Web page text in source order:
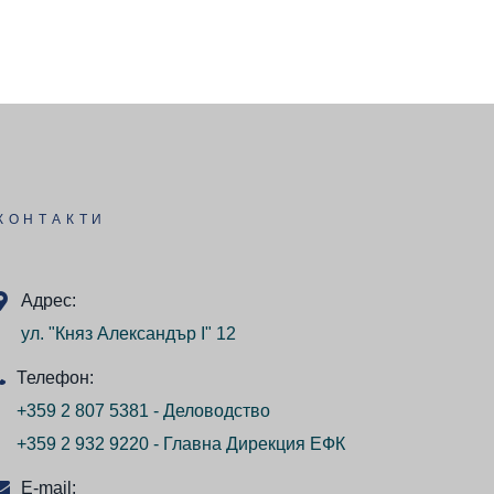
Адрес:
ул. "Княз Александър I" 12
Телефон:
+359 2 807 5381 - Деловодство
+359 2 932 9220 - Главна Дирекция ЕФК
E-mail: